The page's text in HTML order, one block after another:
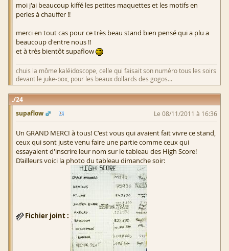
moi j'ai beaucoup kiffé les petites maquettes et les motifs en
perles à chauffer !!
merci en tout cas pour ce très beau stand bien pensé qui a plu a
beaucoup d'entre nous !!
et à très bientôt supaflow
chuis la môme kaléidoscope, celle qui faisait son numéro tous les soirs
devant le juke-box, pour les beaux dollards des gogos...
24
supaflow
Le 08/11/2011 à 16:36
Un GRAND MERCI à tous! C'est vous qui avaient fait vivre ce stand,
ceux qui sont juste venu faire une partie comme ceux qui
essayaient d'inscrire leur nom sur le tableau des High Score!
D’ailleurs voici la photo du tableau dimanche soir:
Fichier joint :